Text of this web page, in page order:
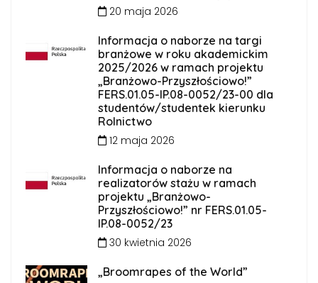
20 maja 2026
Informacja o naborze na targi
branżowe w roku akademickim
2025/2026 w ramach projektu
„Branżowo-Przyszłościowo!”
FERS.01.05-IP.08-0052/23-00 dla
studentów/studentek kierunku
Rolnictwo
12 maja 2026
Informacja o naborze na
realizatorów stażu w ramach
projektu „Branżowo-
Przyszłościowo!” nr FERS.01.05-
IP.08-0052/23
30 kwietnia 2026
„Broomrapes of the World”